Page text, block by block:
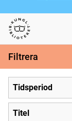
Svenska tidningar
Filtrera
Tidsperiod
Titel